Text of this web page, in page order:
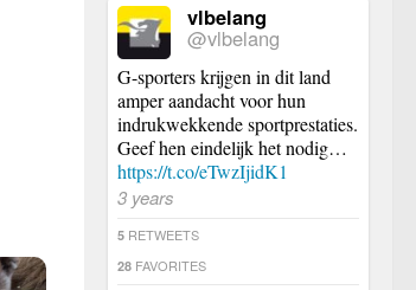
vlbelang
@vlbelang
G-sporters krijgen in dit land
amper aandacht voor hun
indrukwekkende sportprestaties.
Geef hen eindelijk het nodig…
https://t.co/eTwzIjidK1
3 years
5 RETWEETS
28 FAVORITES